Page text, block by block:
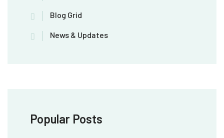
Blog Grid
News & Updates
Popular Posts